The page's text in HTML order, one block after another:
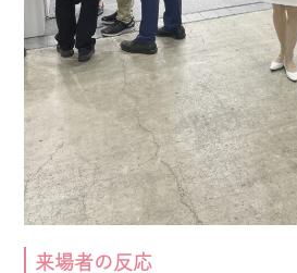
来場者の反応